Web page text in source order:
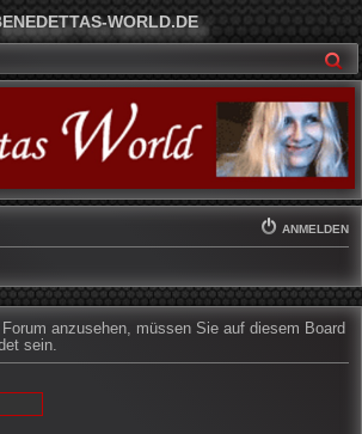
WORLD.DE
ANMELDEN
anzusehen, müssen Sie auf diesem Board
sein.